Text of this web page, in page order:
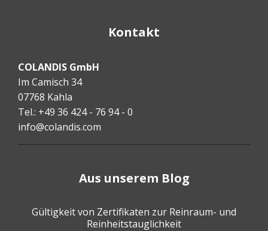
Kontakt
COLANDIS GmbH
Im Camisch 34
07768 Kahla
Tel.: +49 36 424 - 76 94 - 0
info@colandis.com
Aus unserem Blog
Gültigkeit von Zertifikaten zur Reinraum- und
Reinheitstauglichkeit